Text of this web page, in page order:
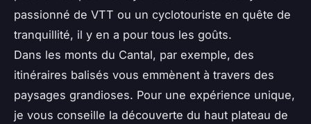
passionné de VTT ou un cyclotouriste en quête de
tranquillité, il y en a pour tous les goûts.
Dans les monts du Cantal, par exemple, des
itinéraires balisés vous emmènent à travers des
paysages grandioses. Pour une expérience unique,
je vous conseille la découverte du haut plateau de